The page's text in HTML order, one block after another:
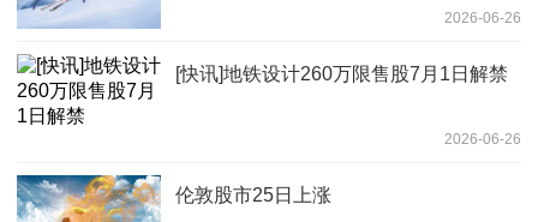
2026-06-26
[快讯]地铁设计260万限售股7月1日解禁
2026-06-26
伦敦股市25日上涨